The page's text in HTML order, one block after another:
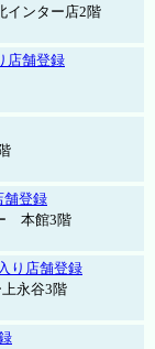
インター店2階
店舗登録
舗登録
本館3階
り店舗登録
永谷3階